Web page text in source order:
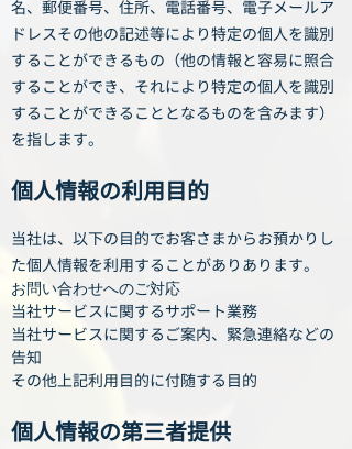
名、郵便番号、住所、電話番号、電子メールア
ドレスその他の記述等により特定の個人を識別
することができるもの（他の情報と容易に照合
することができ、それにより特定の個人を識別
することができることとなるものを含みます）
を指します。
個人情報の利用目的
当社は、以下の目的でお客さまからお預かりし
た個人情報を利用することがありあります。
お問い合わせへのご対応
当社サービスに関するサポート業務
当社サービスに関するご案内、緊急連絡などの
告知
その他上記利用目的に付随する目的
個人情報の第三者提供